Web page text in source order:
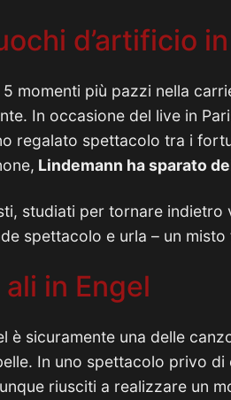
d’artificio
5 momenti più pazzi nella
In occasione del live in
regalato spettacolo tra i
Lindemann ha sparato
studiati per tornare
spettacolo e urla – un
ali in Engel
è sicuramente una delle
In uno spettacolo privo
riusciti a realizzare un